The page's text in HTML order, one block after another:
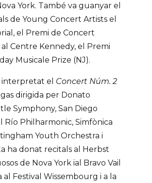
York. També va guanyar el
de Young Concert Artists el
el Premi de Concert
Centre Kennedy, el Premi
Musicale Prize (NJ).
interpretat el Concert Núm. 2
dirigida per Donato
Symphony, San Diego
Río Philharmonic, Simfònica
Youth Orchestra i
ha donat recitals al Herbst
de Nova York ial Bravo Vail
al Festival Wissembourg i a la